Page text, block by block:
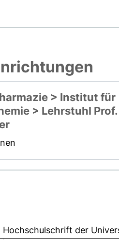
> Institut für
> Lehrstuhl Prof.
Hochschulschrift der